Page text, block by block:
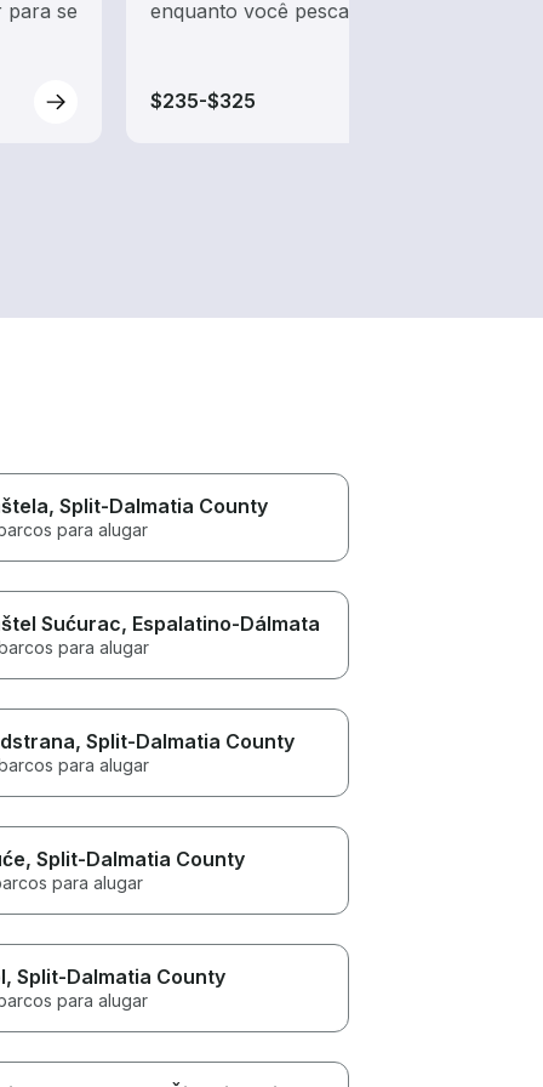
para se
enquanto você pesca
$235-$325
, Split-Dalmatia County
para alugar
Sućurac, Espalatino-Dálmata
para alugar
, Split-Dalmatia County
para alugar
, Split-Dalmatia County
para alugar
, Split-Dalmatia County
para alugar